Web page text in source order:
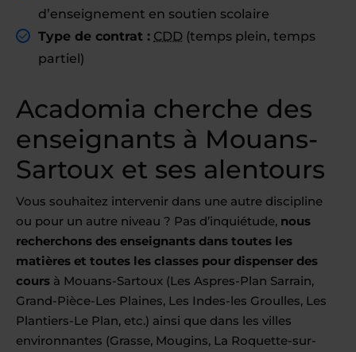
d’enseignement en soutien scolaire
Type de contrat : CDD (temps plein, temps
partiel)
Acadomia cherche des
enseignants à Mouans-
Sartoux et ses alentours
Vous souhaitez intervenir dans une autre discipline
ou pour un autre niveau ? Pas d’inquiétude, nous
recherchons des enseignants dans toutes les
matières et toutes les classes pour dispenser des
cours à Mouans-Sartoux (Les Aspres-Plan Sarrain,
Grand-Pièce-Les Plaines, Les Indes-les Groulles, Les
Plantiers-Le Plan, etc.) ainsi que dans les villes
environnantes (Grasse, Mougins, La Roquette-sur-